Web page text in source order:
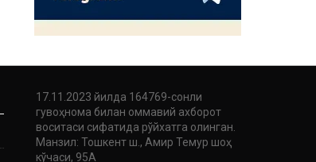
17.11.2023 йилда 164769-сонли
гувоҳнома билан оммавий ахборот
воситаси сифатида рўйхатга олинган.
Манзил: Тошкент ш., Амир Темур шоҳ
кўчаси, 95А